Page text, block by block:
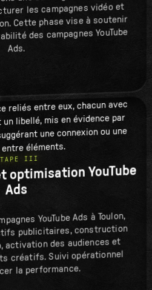
les campagnes vidéo et
Cette phase vise à soutenir
des campagnes YouTube
Ads.
III
optimisation YouTube
Ads
YouTube Ads à Toulon,
publicitaires, construction
activation des audiences et
créatifs. Suivi opérationnel
la performance.